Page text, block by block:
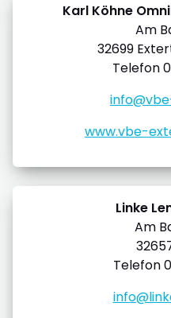
Karl Köhne
Am
32699
Telefon
www.vbe-
Linke
Am
Telefon